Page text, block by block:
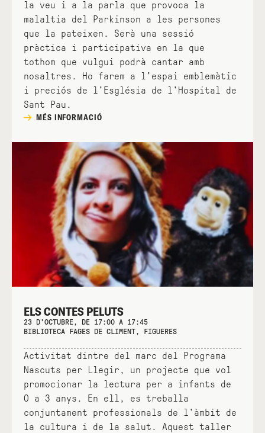
la veu i a la parla que provoca la
malaltia del Parkinson a les persones
que la pateixen. Serà una sessió
pràctica i participativa en la que
tothom que vulgui podrà cantar amb
nosaltres. Ho farem a l'espai emblemàtic
i preciós de l'Església de l'Hospital de
Sant Pau.
MÉS INFORMACIÓ
ELS CONTES PELUTS
23 D'OCTUBRE, DE 17:00 A 17:45
BIBLIOTECA FAGES DE CLIMENT, FIGUERES
Activitat dintre del marc del Programa
Nascuts per Llegir, un projecte que vol
promocionar la lectura per a infants de
0 a 3 anys. En ell, es treballa
conjuntament professionals de l'àmbit de
la cultura i de la salut. Aquest taller